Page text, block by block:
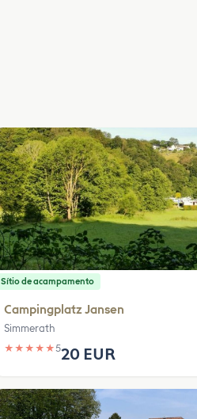
Sítio de acampamento
Campingplatz Jansen
Simmerath
★ ★ ★ ★ ★520 EUR